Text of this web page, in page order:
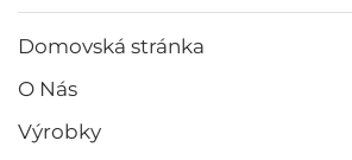
Domovská stránka
O Nás
Výrobky